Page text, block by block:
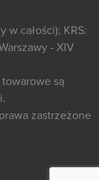
w całości); KRS:
- XIV
są
zastrzeżone